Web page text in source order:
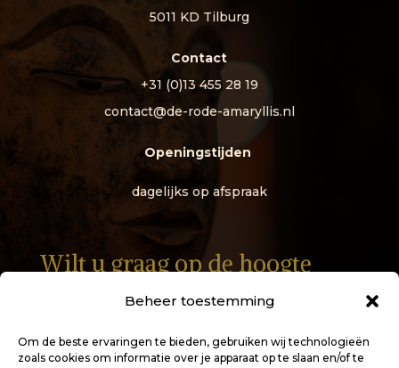
Beheer toestemming
Om de beste ervaringen te bieden, gebruiken wij technologieën
zoals cookies om informatie over je apparaat op te slaan en/of te
5011 KD Tilburg
Contact
+31 (0)13 455 28 19
contact@de-rode-amaryllis.nl
Openingstijden
dagelijks op afspraak
Wilt u graag op de hoogte